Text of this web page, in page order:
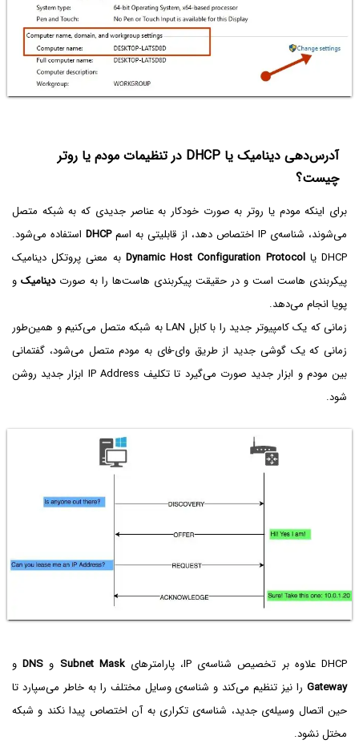
آدرس‌دهی دینامیک یا DHCP در تنظیمات مودم یا روتر
چیست؟
برای اینکه مودم یا روتر به صورت خودکار به عناصر جدیدی که به شبکه متصل
می‌شوند، شناسه‌ی IP اختصاص دهد، از قابلیتی به اسم
DHCPاستفاده می‌شود.
DHCP یا
Dynamic Host Configuration Protocol به معنی پروتکل دینامیک
پیکربندی هاست است و در حقیقت پیکربندی هاست‌ها را به صورتدینامیک و
پویا انجام می‌دهد.
زمانی که یک کامپیوتر جدید را با کابل LAN به شبکه متصل می‌کنیم و همین‌طور
زمانی که یک گوشی جدید از طریق وای-فای به مودم متصل می‌شود، گفتمانی
بین مودم و ابزار جدید صورت می‌گیرد تا تکلیف IP Address ابزار جدید روشن
شود.
DHCP علاوه بر تخصیص شناسه‌ی IP، پارامترهای Subnet Mask و DNSو
Gateway را نیز تنظیم می‌کند و شناسه‌ی وسایل مختلف را به خاطر می‌سپارد تا
حین اتصال وسیله‌ی جدید، شناسه‌ی تکراری به آن اختصاص پیدا نکند و شبکه
مختل نشود.